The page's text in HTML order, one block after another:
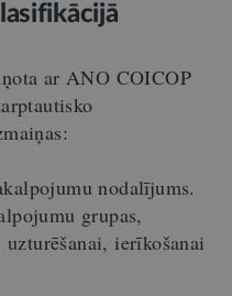
ar ANO COICOP
nodalījums.
grupas,
ierīkošanai